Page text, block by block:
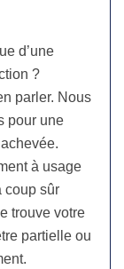
d’une
?
parler. Nous
pour une
à usage
coup sûr
trouve votre
partielle ou